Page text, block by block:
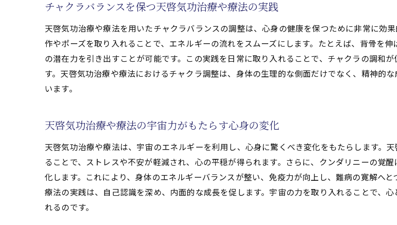
神秘的なチャクラの作用を理解する
天啓気功治療や療法で感じるチャクラのエネルギー
チャクラバランスを天啓気功治療や療法で保つ方法
天啓気功治療や療法を通じてチャクラの神秘を探る
天啓気功治療や療法で未来を切り開く新たなアプロ
宇宙とのつながりがもたらす変革
天啓気功治療や療法による新しい健康への道
宇宙と共鳴する天啓気功治療や療法の力
チャクラバランスを保つ天啓気功治療や療法の実践
天啓気功治療や療法を用いたチャクラバランスの調整は、心身の健康を保つために非常に効
作やポーズを取り入れることで、エネルギーの流れをスムーズにします。たとえば、背骨を
の潜在力を引き出すことが可能です。この実践を日常に取り入れることで、チャクラの調和
す。天啓気功治療や療法におけるチャクラ調整は、身体の生理的な側面だけでなく、精神的
います。
天啓気功治療や療法の宇宙力がもたらす心身の変化
天啓気功治療や療法は、宇宙のエネルギーを利用し、心身に驚くべき変化をもたらします。
ることで、ストレスや不安が軽減され、心の平穏が得られます。さらに、クンダリニーの覚
化します。これにより、身体のエネルギーバランスが整い、免疫力が向上し、難病の寛解へ
療法の実践は、自己認識を深め、内面的な成長を促します。宇宙の力を取り入れることで、
れるのです。